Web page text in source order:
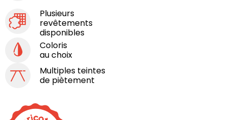
Plusieurs
revêtements
disponibles
Coloris
au choix
Multiples teintes
de piètement